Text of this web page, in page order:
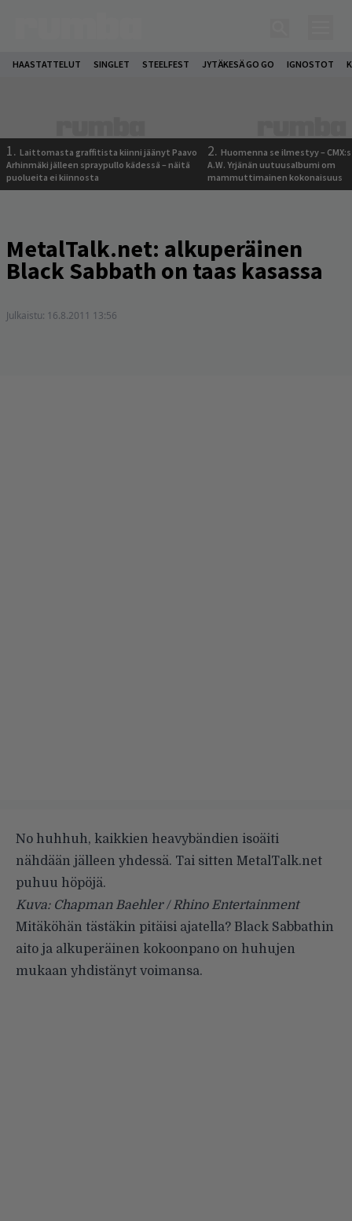
HAASTATTELUT SINGLET STEELFEST JYTÄKESÄ GO GO IGNOSTOT
1. Laittomasta graffitista kiinni jäänyt Paavo
Arhinmäki jälleen spraypullo kädessä – näitä
puolueita ei kiinnosta
2. Huomenna se ilmestyy –
A.W. Yrjänän uutuusalbumi om
mammuttimainen kokonaisuus
MetalTalk.net: alkuperäinen
Black Sabbath on taas kasassa
Julkaistu: 16.8.2011 13:56
No huhhuh, kaikkien heavybändien isoäiti
nähdään jälleen yhdessä. Tai sitten MetalTalk.net
puhuu höpöjä.
Kuva: Chapman Baehler / Rhino Entertainment
Mitäköhän tästäkin pitäisi ajatella? Black Sabbathin
aito ja alkuperäinen kokoonpano on huhujen
mukaan yhdistänyt voimansa.